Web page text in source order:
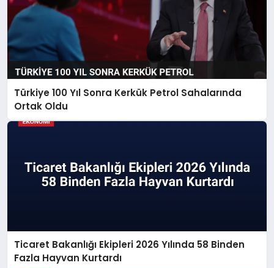
Türkiye 100 Yıl Sonra Kerkük Petrol Sahalarında
Ortak Oldu
Ticaret Bakanlığı Ekipleri 2026 Yılında 58 Binden
Fazla Hayvan Kurtardı